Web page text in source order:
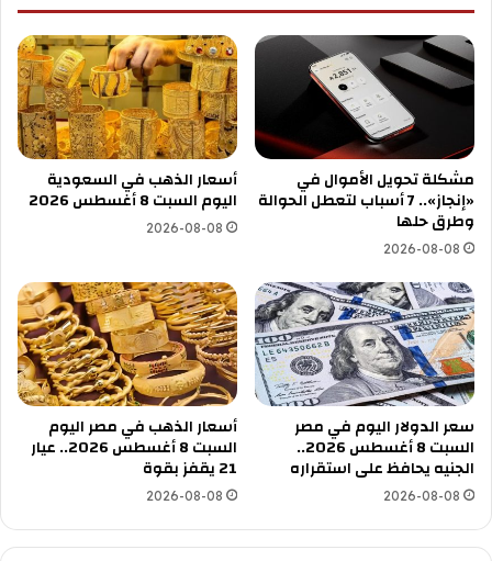
مشكلة تحويل الأموال في
«إنجاز».. 7 أسباب لتعطل الحوالة
وطرق حلها
2026-08-08
أسعار الذهب في السعودية
اليوم السبت 8 أغسطس 2026
2026-08-08
سعر الدولار اليوم في مصر
السبت 8 أغسطس 2026..
الجنيه يحافظ على استقراره
2026-08-08
أسعار الذهب في مصر اليوم
السبت 8 أغسطس 2026.. عيار
21 يقفز بقوة
2026-08-08